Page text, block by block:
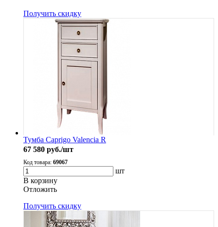
Получить скидку
Тумба Caprigo Valencia R
67 580 руб./шт
Код товара: 69067
шт
В корзину
Oтложить
Получить скидку